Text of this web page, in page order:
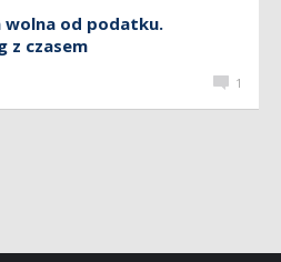
wolna od podatku.
z czasem
1